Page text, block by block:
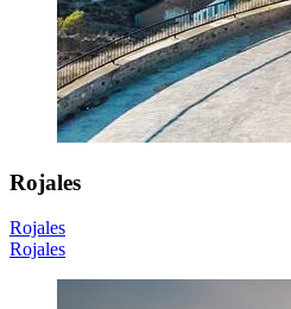
Rojales
Rojales
Rojales